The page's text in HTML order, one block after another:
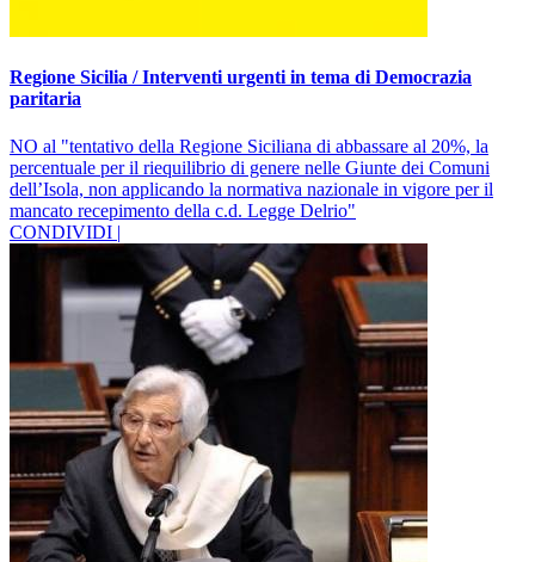
Regione Sicilia / Interventi urgenti in tema di Democrazia
paritaria
NO al "tentativo della Regione Siciliana di abbassare al 20%, la
percentuale per il riequilibrio di genere nelle Giunte dei Comuni
dell’Isola, non applicando la normativa nazionale in vigore per il
mancato recepimento della c.d. Legge Delrio"
CONDIVIDI |